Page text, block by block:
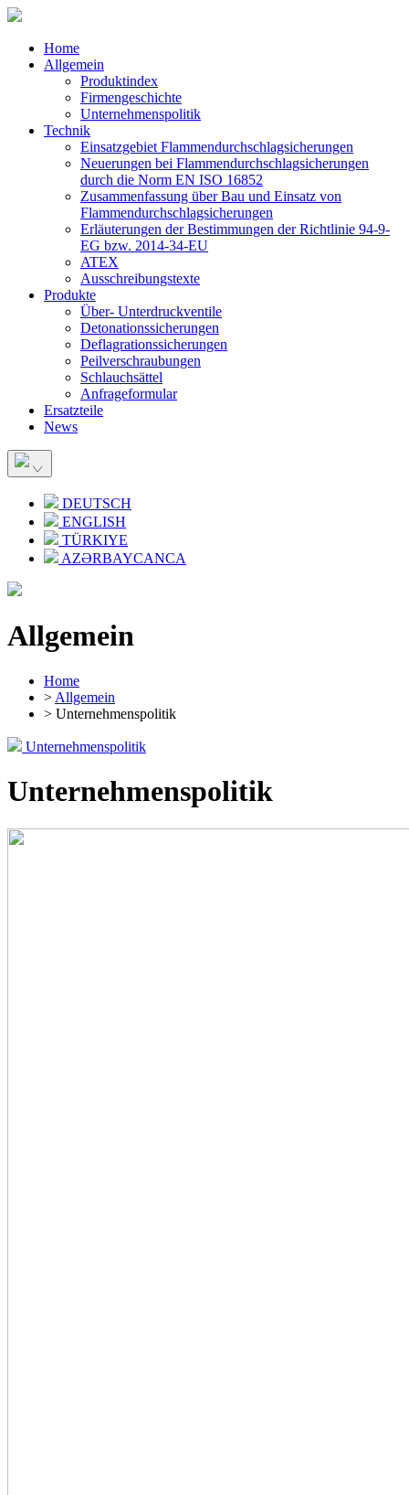
Home
Allgemein
Produktindex
Firmengeschichte
Unternehmenspolitik
Technik
Einsatzgebiet Flammendurchschlagsicherungen
Neuerungen bei Flammendurchschlagsicherungen
durch die Norm EN ISO 16852
Zusammenfassung über Bau und Einsatz von
Flammendurchschlagsicherungen
Erläuterungen der Bestimmungen der Richtlinie 94-9-
EG bzw. 2014-34-EU
ATEX
Ausschreibungstexte
Produkte
Über- Unterdruckventile
Detonationssicherungen
Deflagrationssicherungen
Peilverschraubungen
Schlauchsättel
Anfrageformular
Ersatzteile
News
DEUTSCH
ENGLISH
TÜRKIYE
AZƏRBAYCANCA
Allgemein
Home
> Allgemein
> Unternehmenspolitik
Unternehmenspolitik
Unternehmenspolitik